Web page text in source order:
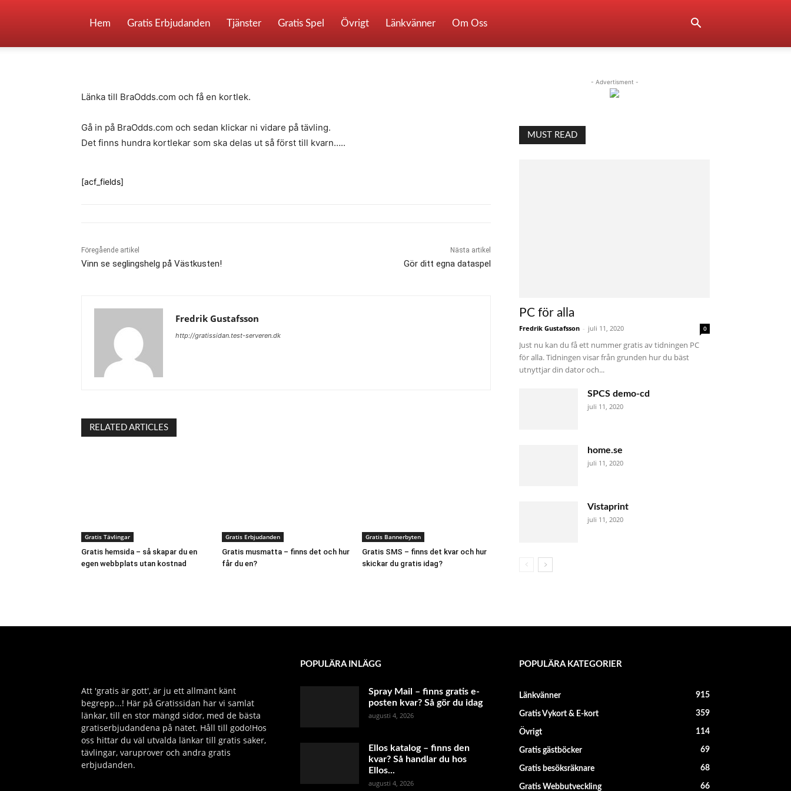
Hem Gratis Erbjudanden Tjänster Gratis Spel Övrigt Länkvänner Om Oss
Länka till BraOdds.com och få en kortlek.
Gå in på BraOdds.com och sedan klickar ni vidare på tävling.
Det finns hundra kortlekar som ska delas ut så först till kvarn…..
[acf_fields]
Föregående artikel
Vinn se seglingshelg på Västkusten!
Nästa artikel
Gör ditt egna dataspel
Fredrik Gustafsson
http://gratissidan.test-serveren.dk
RELATED ARTICLES
Gratis Tävlingar
Gratis hemsida – så skapar du en
egen webbplats utan kostnad
Gratis Erbjudanden
Gratis musmatta – finns det och hur
får du en?
Gratis Bannerbyten
Gratis SMS – finns det kvar och hur
skickar du gratis idag?
- Advertisment -
MUST READ
PC för alla
Fredrik Gustafsson - juli 11, 2020 0
Just nu kan du få ett nummer gratis av tidningen PC
för alla. Tidningen visar från grunden hur du bäst
utnyttjar din dator och...
SPCS demo-cd
juli 11, 2020
home.se
juli 11, 2020
Vistaprint
juli 11, 2020
Att 'gratis är gott', är ju ett allmänt känt
begrepp...! Här på Gratissidan har vi samlat
länkar, till en stor mängd sidor, med de bästa
gratiserbjudandena på nätet. Håll till godo!Hos
oss hittar du väl utvalda länkar till gratis saker,
tävlingar, varuprover och andra gratis
erbjudanden.
POPULÄRA INLÄGG
Spray Mail – finns gratis e-
posten kvar? Så gör du idag
augusti 4, 2026
Ellos katalog – finns den
kvar? Så handlar du hos
Ellos...
augusti 4, 2026
POPULÄRA KATEGORIER
Länkvänner 915
Gratis Vykort & E-kort 359
Övrigt 114
Gratis gästböcker 69
Gratis besöksräknare 68
Gratis Webbutveckling 66